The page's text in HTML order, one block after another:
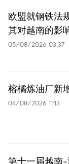
欧盟就钢铁法
其对越南的影
05/08/2026 03:37
榕橘炼油厂新
04/08/2026 11:13
第十一届越南